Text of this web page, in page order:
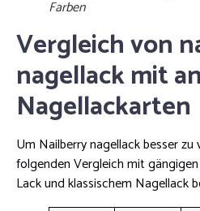
Farben
Vergleich von
nagellack mit
Nagellackarten
Um Nailberry nagellack besser zu
folgenden Vergleich mit
Lack und klassischem Nagellack